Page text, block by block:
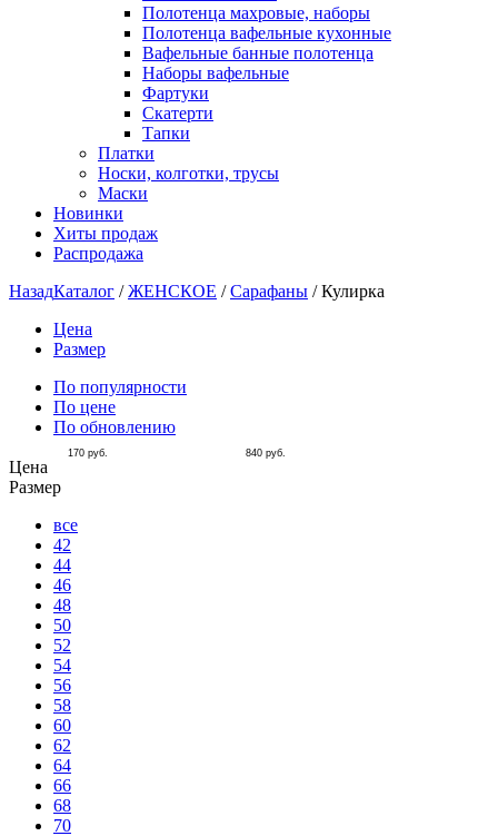
Полотенца махровые, наборы
Полотенца вафельные кухонные
Вафельные банные полотенца
Наборы вафельные
Фартуки
Скатерти
Тапки
Платки
Носки, колготки, трусы
Маски
Новинки
Хиты продаж
Распродажа
НазадКаталог /ЖЕНСКОЕ /Сарафаны /Кулирка
Цена
Размер
По популярности
По цене
По обновлению
Цена
170 руб. 840 руб.
Размер
все
42
44
46
48
50
52
54
56
58
60
62
64
66
68
70